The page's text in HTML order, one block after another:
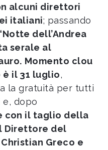
alcuni direttori
italiani; passando
dell’Andrea
serale al
Momento clou
il 31 luglio,
la gratuità per tutti
dopo
con il taglio della
Direttore del
Greco e